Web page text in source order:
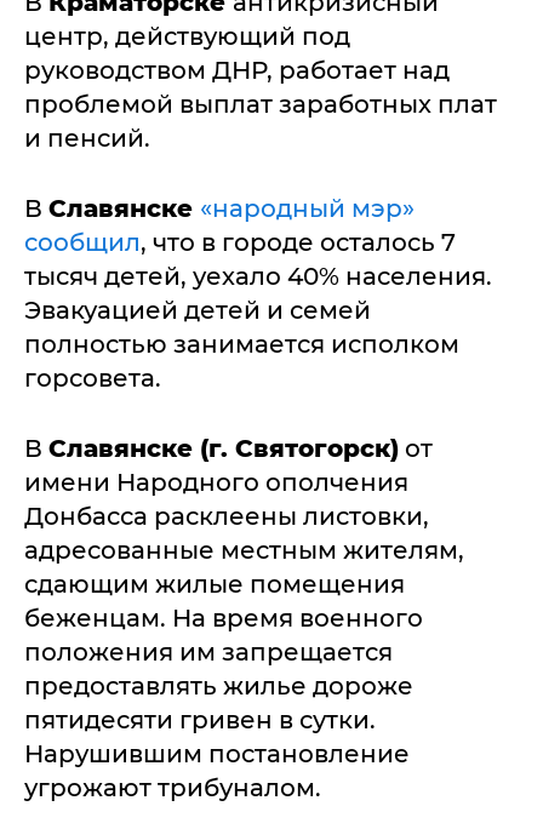
центр, действующий под
руководством ДНР, работает над
проблемой выплат заработных плат
и пенсий.
В Славянске «народный мэр»
сообщил, что в городе осталось 7
тысяч детей, уехало 40% населения.
Эвакуацией детей и семей
полностью занимается исполком
горсовета.
В Славянске (г. Святогорск) от
имени Народного ополчения
Донбасса расклеены листовки,
адресованные местным жителям,
сдающим жилые помещения
беженцам. На время военного
положения им запрещается
предоставлять жилье дороже
пятидесяти гривен в сутки.
Нарушившим постановление
угрожают трибуналом.